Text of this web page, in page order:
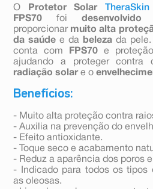
O Protetor Solar TheraSkin
FPS70 foi desenvolvido
proporcionar muito alta
da saúde e da beleza da pele.
conta com
FPS70 e
ajudando a proteger contra
radiação solare o
Benefícios:
- Muito alta proteção contra
- Auxilia na prevenção do
- Efeito antioxidante.
- Toque seco e acabamento
- Reduz a aparência dos poros
- Indicado para todos os tipos
as oleosas.